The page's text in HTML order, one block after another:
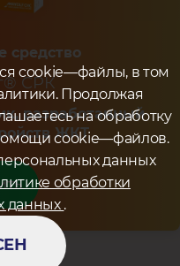
средство
СРК
разработанный
ЖКТ
cookie—файлы, в том
Продолжая
на обработку
cookie—файлов.
данных
обработки
данных .